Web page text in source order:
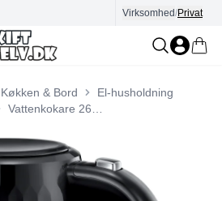
E-mærket
Virksomhed/Privat
Køkken & Bord
El-husholdning